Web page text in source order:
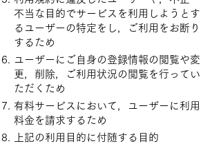
不当な目的でサービスを利用しようとす
るユーザーの特定をし，ご利用をお断り
するため
ユーザーにご自身の登録情報の閲覧や変
更，削除，ご利用状況の閲覧を行ってい
ただくため
有料サービスにおいて，ユーザーに利用
料金を請求するため
上記の利用目的に付随する目的